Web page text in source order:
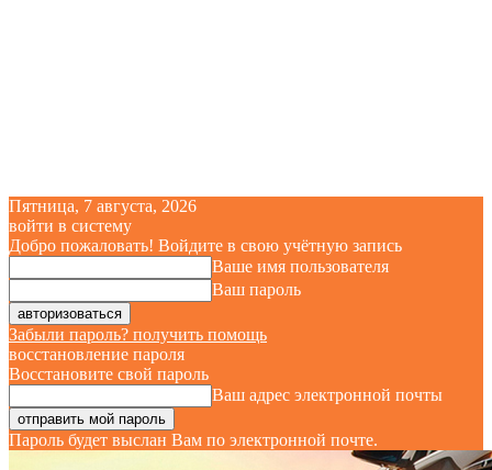
Пятница, 7 августа, 2026
войти в систему
Добро пожаловать! Войдите в свою учётную запись
Ваше имя пользователя
Ваш пароль
Забыли пароль? получить помощь
восстановление пароля
Восстановите свой пароль
Ваш адрес электронной почты
Пароль будет выслан Вам по электронной почте.